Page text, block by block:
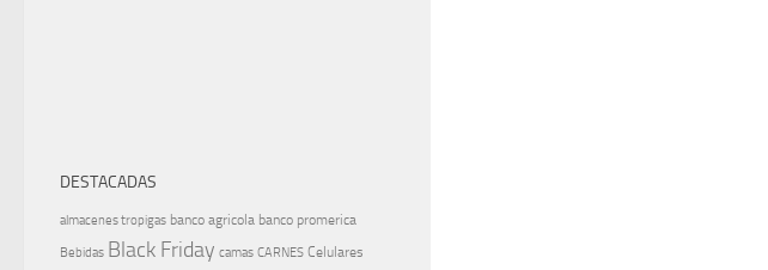
DESTACADAS
almacenes tropigas banco agricola banco promerica
Bebidas Black Friday camas CARNES Celulares